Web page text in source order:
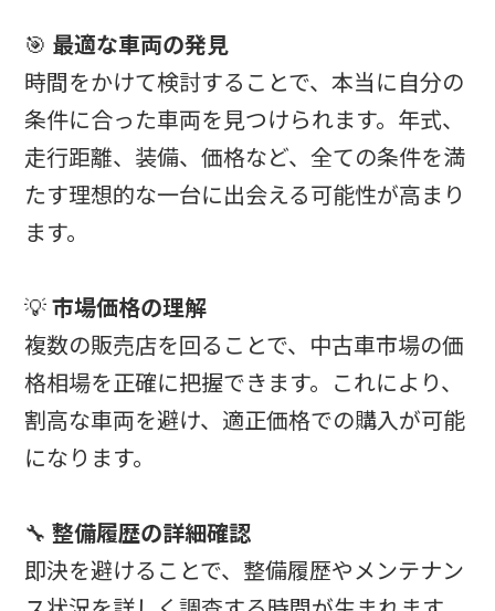
🎯 最適な車両の発見
時間をかけて検討することで、本当に自分の
条件に合った車両を見つけられます。年式、
走行距離、装備、価格など、全ての条件を満
たす理想的な一台に出会える可能性が高まり
ます。
💡市場価格の理解
複数の販売店を回ることで、中古車市場の価
格相場を正確に把握できます。これにより、
割高な車両を避け、適正価格での購入が可能
になります。
🔧整備履歴の詳細確認
即決を避けることで、整備履歴やメンテナン